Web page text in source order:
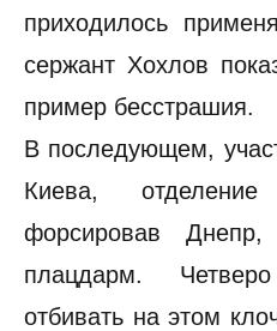
приходилось
сержант Хохлов
пример бесстрашия.
В последующем,
Киева,
форсировав
плацдарм.
отбивать на этом